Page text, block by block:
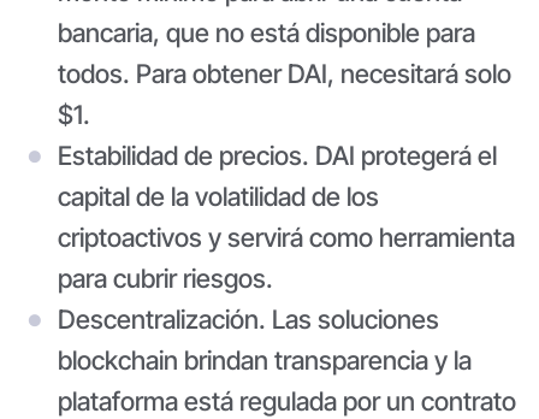
bancaria, que no está disponible para
todos. Para obtener DAI, necesitará solo
$1.
Estabilidad de precios. DAI protegerá el
capital de la volatilidad de los
criptoactivos y servirá como herramienta
para cubrir riesgos.
Descentralización. Las soluciones
blockchain brindan transparencia y la
plataforma está regulada por un contrato